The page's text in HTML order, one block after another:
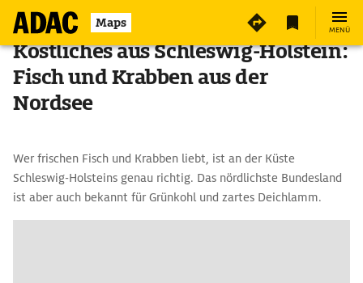
Maps MENÜ
Köstliches aus Schleswig-Holstein:
Fisch und Krabben aus der
Nordsee
Wer frischen Fisch und Krabben liebt, ist an der Küste
Schleswig-Holsteins genau richtig. Das nördlichste Bundesland
ist aber auch bekannt für Grünkohl und zartes Deichlamm.